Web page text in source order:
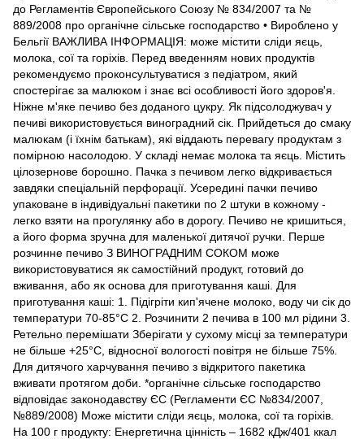
до Регламентів Європейського Союзу № 834/2007 та №
889/2008 про органічне сільське господарство • Вироблено у
Бельгії ВАЖЛИВА ІНФОРМАЦІЯ: може містити сліди яєць,
молока, сої та горіхів. Перед введенням нових продуктів
рекомендуємо проконсультуватися з педіатром, який
спостерігає за малюком і знає всі особливості його здоров'я.
Ніжне м'яке печиво без доданого цукру. Як підсолоджувач у
печиві використовується виноградний сік. Прийдеться до смаку
малюкам (і їхнім батькам), які віддають перевагу продуктам з
помірною насолодою. У складі немає молока та яєць. Містить
цілозернове борошно. Пачка з печивом легко відкривається
завдяки спеціальній перфорації. Усередині пачки печиво
упаковане в індивідуальні пакетики по 2 штуки в кожному -
легко взяти на прогулянку або в дорогу. Печиво не кришиться,
а його форма зручна для маленької дитячої ручки. Перше
розчинне печиво З ВИНОГРАДНИМ СОКОМ може
використовуватися як самостійний продукт, готовий до
вживання, або як основа для приготування каші. Для
приготування каші: 1. Підігріти кип'ячене молоко, воду чи сік до
температури 70-85°C 2. Розчинити 2 печива в 100 мл рідини 3.
Ретельно перемішати Зберігати у сухому місці за температури
не більше +25°C, відносної вологості повітря не більше 75%.
Для дитячого харчування печиво з відкритого пакетика
вживати протягом доби. *органічне сільське господарство
відповідає законодавству ЄС (Регламенти ЄС №834/2007,
№889/2008) Може містити сліди яєць, молока, сої та горіхів.
На 100 г продукту: Енергетична цінність – 1682 кДж/401 ккал